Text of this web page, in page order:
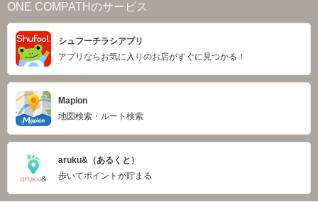
ONE COMPATHのサービス
シュフーチラシアプリ
アプリならお気に入りのお店がすぐに見つかる！
Mapion
地図検索・ルート検索
aruku&（あるくと）
歩いてポイントが貯まる